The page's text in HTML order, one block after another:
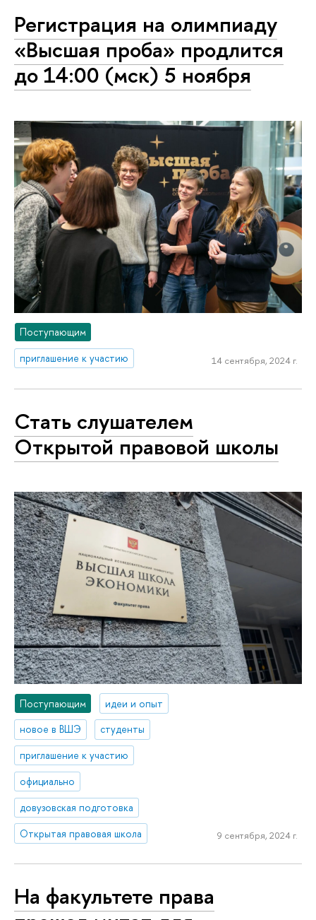
Регистрация на олимпиаду
«Высшая проба» продлится
до 14:00 (мск) 5 ноября
Поступающим
приглашение к участию
14 сентября, 2024 г.
Стать слушателем
Открытой правовой школы
Поступающим
идеи и опыт
новое в ВШЭ
студенты
приглашение к участию
официально
довузовская подготовка
Открытая правовая школа
9 сентября, 2024 г.
На факультете права